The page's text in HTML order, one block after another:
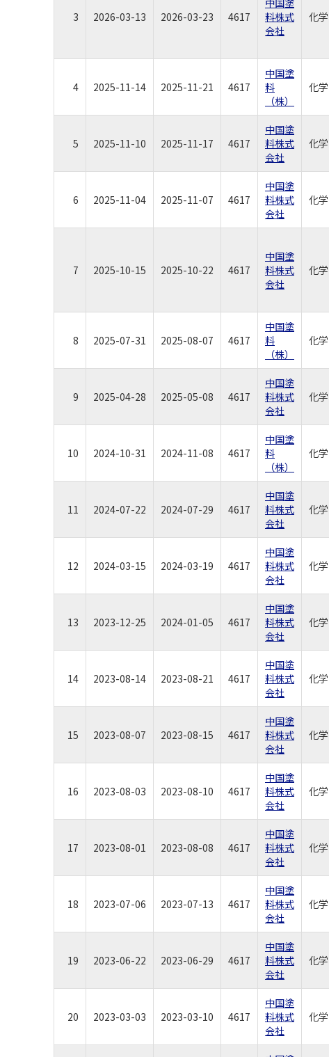
3 2026-03-13 2026-03-23 4617
料株式
会社
化学
4 2025-11-14 2025-11-21 4617
中国塗
料
（株）
化学
5 2025-11-10 2025-11-17 4617
中国塗
料株式
会社
化学
6 2025-11-04 2025-11-07 4617
中国塗
料株式
会社
化学
7 2025-10-15 2025-10-22 4617
中国塗
料株式
会社
化学
8 2025-07-31 2025-08-07 4617
中国塗
料
（株）
化学
9 2025-04-28 2025-05-08 4617
中国塗
料株式
会社
化学
10 2024-10-31 2024-11-08 4617
中国塗
料
（株）
化学
11 2024-07-22 2024-07-29 4617
中国塗
料株式
会社
化学
12 2024-03-15 2024-03-19 4617
中国塗
料株式
会社
化学
13 2023-12-25 2024-01-05 4617
中国塗
料株式
会社
化学
14 2023-08-14 2023-08-21 4617
中国塗
料株式
会社
化学
15 2023-08-07 2023-08-15 4617
中国塗
料株式
会社
化学
16 2023-08-03 2023-08-10 4617
中国塗
料株式
会社
化学
17 2023-08-01 2023-08-08 4617
中国塗
料株式
会社
化学
18 2023-07-06 2023-07-13 4617
中国塗
料株式
会社
化学
19 2023-06-22 2023-06-29 4617
中国塗
料株式
会社
化学
20 2023-03-03 2023-03-10 4617
中国塗
料株式
会社
化学